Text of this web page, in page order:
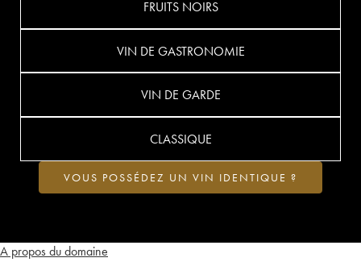
A propos du domaine
FRUITS NOIRS
VIN DE GASTRONOMIE
VIN DE GARDE
CLASSIQUE
VOUS POSSÉDEZ UN VIN IDENTIQUE ?